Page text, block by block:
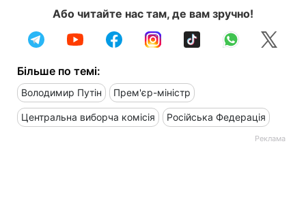
Або читайте нас там, де вам зручно!
Більше по темі:
Володимир Путін Прем'єр-міністр
Центральна виборча комісія Російська Федерація